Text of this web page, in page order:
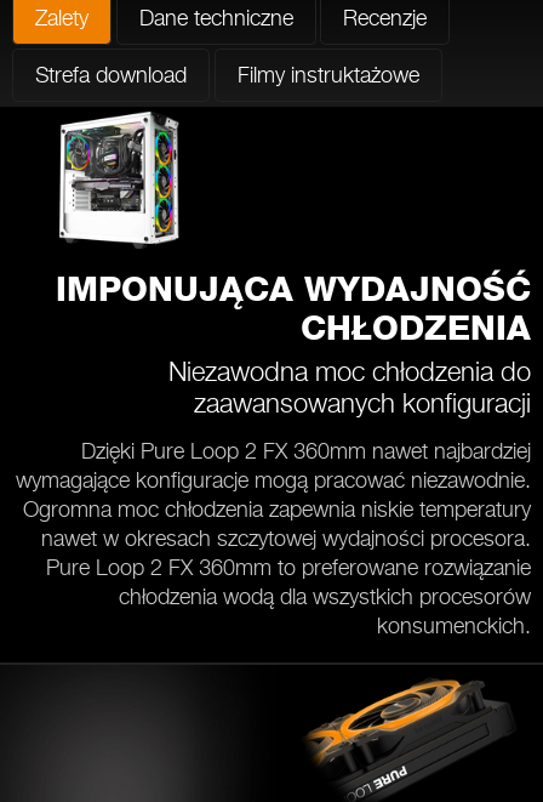
Zalety Dane techniczne Recenzje
Strefa download Filmy instruktażowe
IMPONUJĄCA WYDAJNOŚĆ
CHŁODZENIA
Niezawodna moc chłodzenia do
zaawansowanych konfiguracji
Dzięki Pure Loop 2 FX 360mm nawet najbardziej
wymagające konfiguracje mogą pracować niezawodnie.
Ogromna moc chłodzenia zapewnia niskie temperatury
nawet w okresach szczytowej wydajności procesora.
Pure Loop 2 FX 360mm to preferowane rozwiązanie
chłodzenia wodą dla wszystkich procesorów
konsumenckich.